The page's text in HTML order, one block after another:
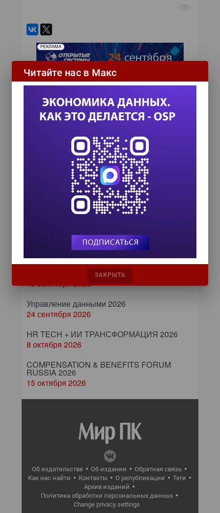
РЕКЛАМА
Самое читаемое
Лучший продукт 2016
ИТ-календарь
III Международный технологический конгресс
8 сентября 2026
Форум ProcessTech
18 сентября 2026
Управление данными 2026
24 сентября 2026
HR TECH + ИИ ТРАНСФОРМАЦИЯ 2026
8 октября 2026
COMPENSATION & BENEFITS FORUM
RUSSIA 2026
15 октября 2026
Об издательстве Об издании
Обратная связь
Как нас найти
Контакты О републикации
Теги
Архив изданий
Политика обработки персональных данных
Change privacy settings
Читайте нас в Макс
ЗАКРЫТЬ